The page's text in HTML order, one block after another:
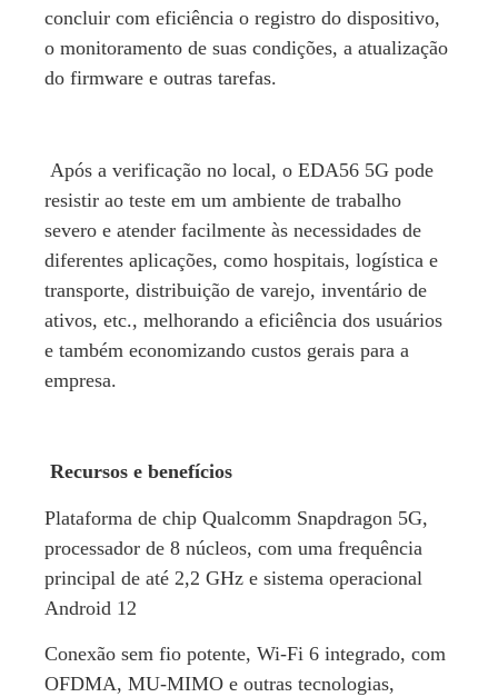
concluir com eficiência o registro do dispositivo,
o monitoramento de suas condições, a atualização
do firmware e outras tarefas.
Após a verificação no local, o EDA56 5G pode
resistir ao teste em um ambiente de trabalho
severo e atender facilmente às necessidades de
diferentes aplicações, como hospitais, logística e
transporte, distribuição de varejo, inventário de
ativos, etc., melhorando a eficiência dos usuários
e também economizando custos gerais para a
empresa.
Recursos e benefícios
Plataforma de chip Qualcomm Snapdragon 5G,
processador de 8 núcleos, com uma frequência
principal de até 2,2 GHz e sistema operacional
Android 12
Conexão sem fio potente, Wi-Fi 6 integrado, com
OFDMA, MU-MIMO e outras tecnologias,